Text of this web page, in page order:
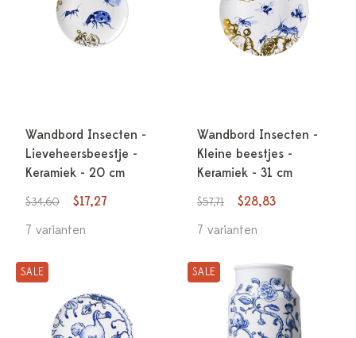
Wandbord Insecten -
Lieveheersbeestje -
Keramiek - 20 cm
$34,60
$17,27
7 varianten
Wandbord Insecten -
Kleine beestjes -
Keramiek - 31 cm
$57,71
$28,83
7 varianten
SALE SALE